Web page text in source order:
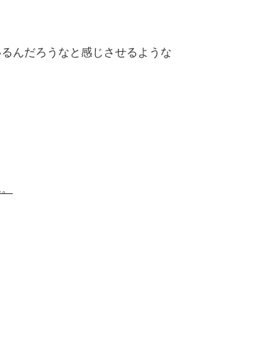
んだろうなと感じさせるような